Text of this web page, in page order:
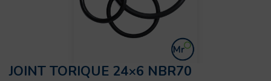
JOINT TORIQUE 24×6 NBR70